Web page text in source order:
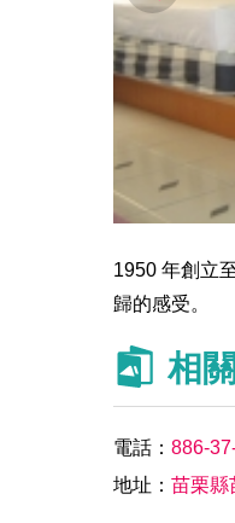
1950 年創立
歸的感受。
相
電話：886-
地址：苗栗縣